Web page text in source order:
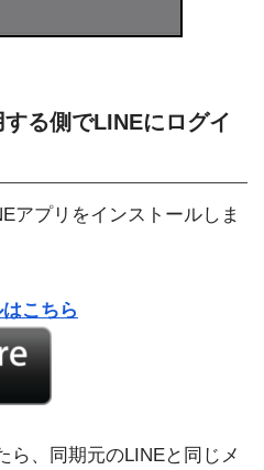
る側でLINEにログイ
アプリをインストールしま
こちら
ら、同期元のLINEと同じメ